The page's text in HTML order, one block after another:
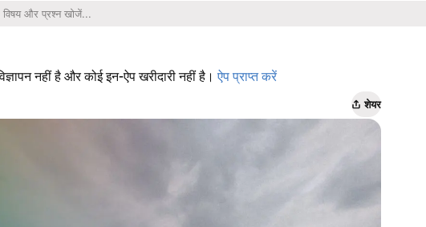
नहीं है और कोई इन-ऐप खरीदारी नहीं है।ऐप प्राप्त करें
शेयर